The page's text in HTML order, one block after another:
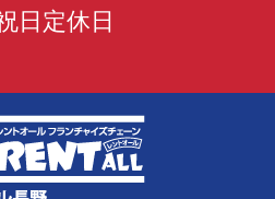
日定休日